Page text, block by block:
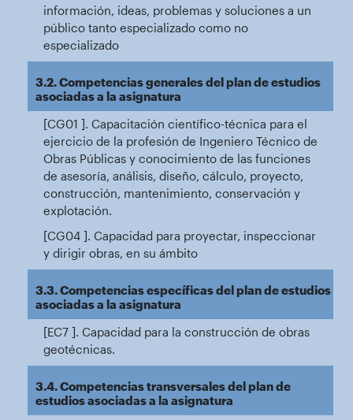
información, ideas, problemas y soluciones a un
público tanto especializado como no
especializado
3.2. Competencias generales del plan de estudios
asociadas a la asignatura
[CG01 ]. Capacitación científico-técnica para el
ejercicio de la profesión de Ingeniero Técnico de
Obras Públicas y conocimiento de las funciones
de asesoría, análisis, diseño, cálculo, proyecto,
construcción, mantenimiento, conservación y
explotación.
[CG04 ]. Capacidad para proyectar, inspeccionar
y dirigir obras, en su ámbito
3.3. Competencias específicas del plan de estudios
asociadas a la asignatura
[EC7 ]. Capacidad para la construcción de obras
geotécnicas.
3.4. Competencias transversales del plan de
estudios asociadas a la asignatura